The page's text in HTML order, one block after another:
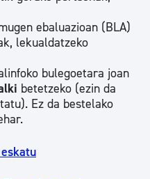
ebaluazioan (BLA)
lekualdatzeko
bulegoetara joan
betetzeko (ezin da
Ez da bestelako